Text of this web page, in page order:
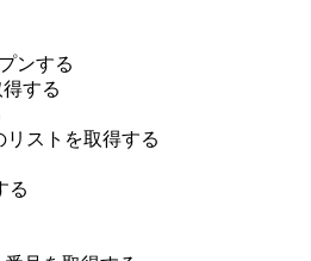
ンする
する
ストを取得する
る